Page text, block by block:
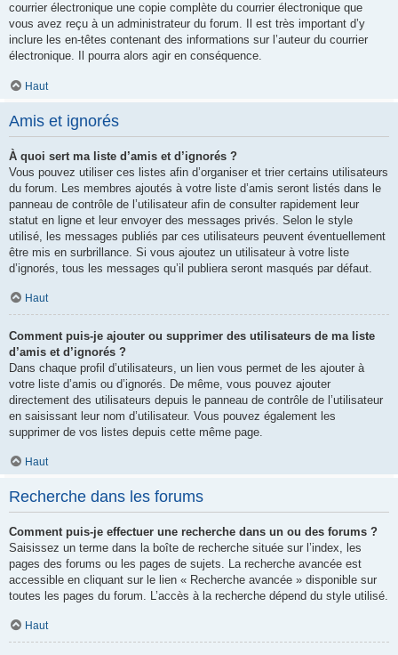
courrier électronique une copie complète du courrier électronique que
vous avez reçu à un administrateur du forum. Il est très important d’y
inclure les en-têtes contenant des informations sur l’auteur du courrier
électronique. Il pourra alors agir en conséquence.
Haut
Amis et ignorés
À quoi sert ma liste d’amis et d’ignorés ?
Vous pouvez utiliser ces listes afin d’organiser et trier certains utilisateurs
du forum. Les membres ajoutés à votre liste d’amis seront listés dans le
panneau de contrôle de l’utilisateur afin de consulter rapidement leur
statut en ligne et leur envoyer des messages privés. Selon le style
utilisé, les messages publiés par ces utilisateurs peuvent éventuellement
être mis en surbrillance. Si vous ajoutez un utilisateur à votre liste
d’ignorés, tous les messages qu’il publiera seront masqués par défaut.
Haut
Comment puis-je ajouter ou supprimer des utilisateurs de ma liste
d’amis et d’ignorés ?
Dans chaque profil d’utilisateurs, un lien vous permet de les ajouter à
votre liste d’amis ou d’ignorés. De même, vous pouvez ajouter
directement des utilisateurs depuis le panneau de contrôle de l’utilisateur
en saisissant leur nom d’utilisateur. Vous pouvez également les
supprimer de vos listes depuis cette même page.
Haut
Recherche dans les forums
Comment puis-je effectuer une recherche dans un ou des forums ?
Saisissez un terme dans la boîte de recherche située sur l’index, les
pages des forums ou les pages de sujets. La recherche avancée est
accessible en cliquant sur le lien « Recherche avancée » disponible sur
toutes les pages du forum. L’accès à la recherche dépend du style utilisé.
Haut